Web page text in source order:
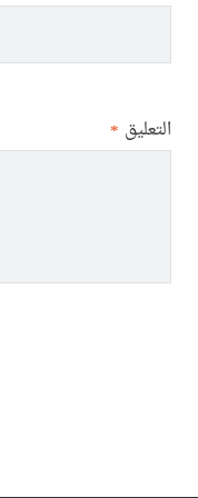
التعليق *